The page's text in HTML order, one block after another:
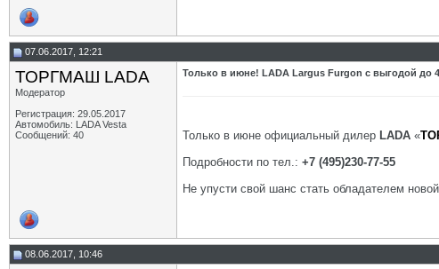
07.06.2017, 12:21
ТОРГМАШ LADA
Модератор
Регистрация: 29.05.2017
Автомобиль: LADA Vesta
Сообщений: 40
Только в июне! LADA Largus Furgon с выгодой до
Только в июне официальный дилер LADA «
Подробности по тел.: +7 (495)230-77-55
Не упусти свой шанс стать обладателем новой
08.06.2017, 10:46